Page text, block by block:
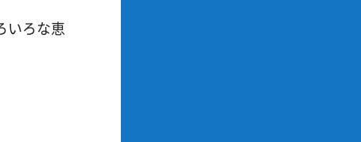
いろな恵